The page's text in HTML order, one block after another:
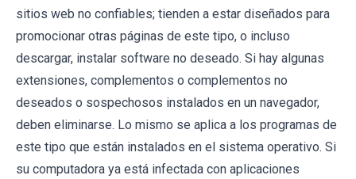
sitios web no confiables; tienden a estar diseñados para
promocionar otras páginas de este tipo, o incluso
descargar, instalar software no deseado. Si hay algunas
extensiones, complementos o complementos no
deseados o sospechosos instalados en un navegador,
deben eliminarse. Lo mismo se aplica a los programas de
este tipo que están instalados en el sistema operativo. Si
su computadora ya está infectada con aplicaciones